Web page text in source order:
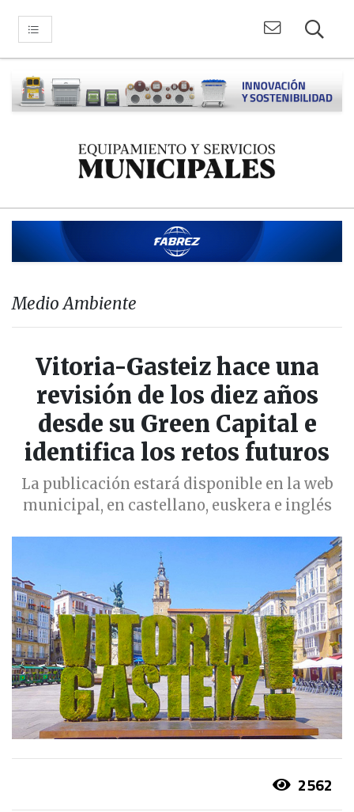
Medio Ambiente
Vitoria-Gasteiz hace una
revisión de los diez años
desde su Green Capital e
identifica los retos futuros
La publicación estará disponible en la web
municipal, en castellano, euskera e inglés
2562